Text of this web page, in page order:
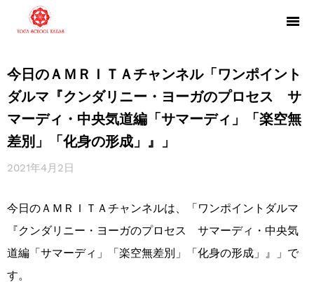
今日のＡＭＲＩＴＡチャンネル「ワンポイント
ダルマ『クンダリニー・ヨーガのプロセス サ
マーディ・中央気道編「サマーディ」「楽空無
差別」「化身の形成」』」
2021年4月2日
今日のＡＭＲＩＴＡチャンネルは、「ワンポイントダルマ
『クンダリニー・ヨーガのプロセス サマーディ・中央気
道編「サマーディ」「楽空無差別」「化身の形成」』」で
す。